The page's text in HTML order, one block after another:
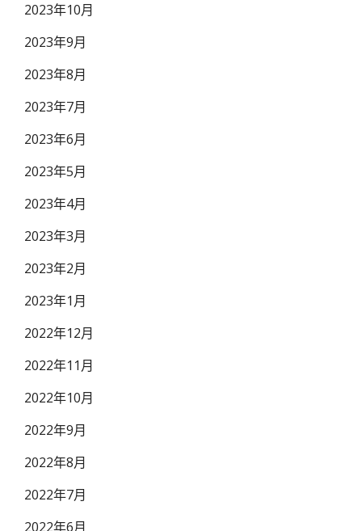
2023年10月
2023年9月
2023年8月
2023年7月
2023年6月
2023年5月
2023年4月
2023年3月
2023年2月
2023年1月
2022年12月
2022年11月
2022年10月
2022年9月
2022年8月
2022年7月
2022年6月